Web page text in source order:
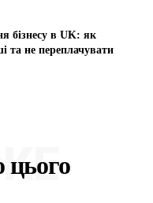
бізнесу в UK: як
та не переплачувати
цього